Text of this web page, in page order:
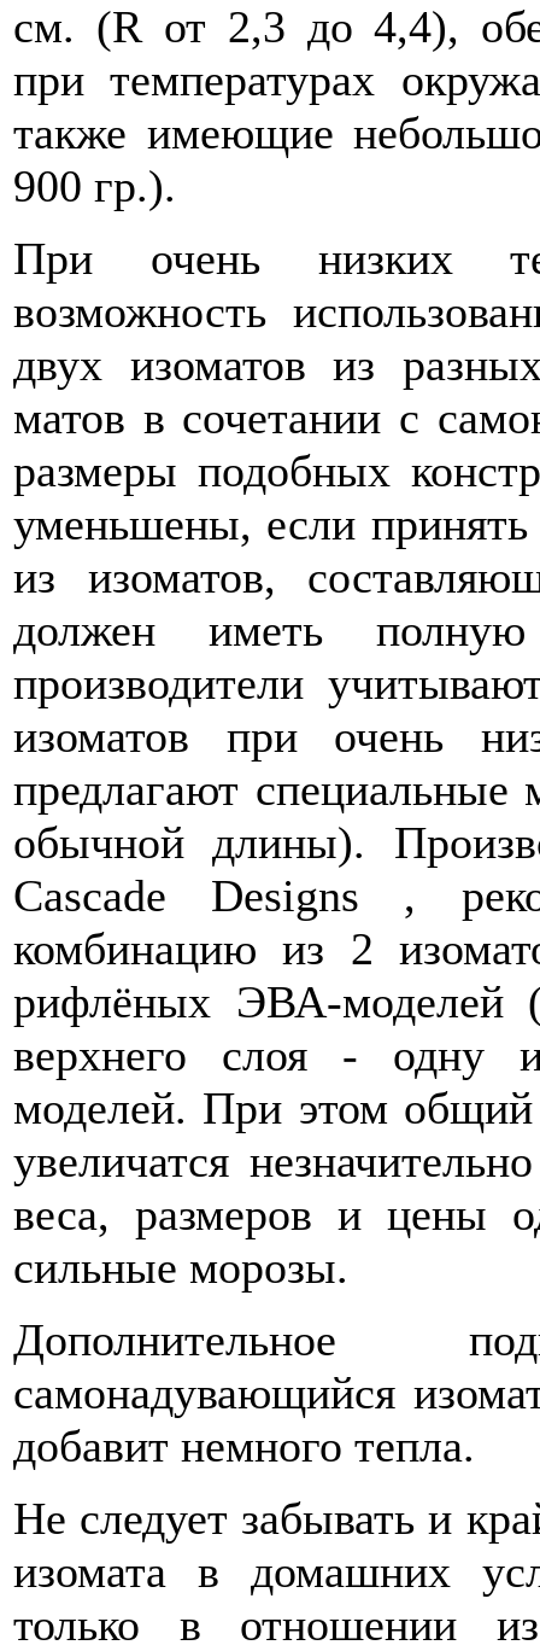
см. (R от 2,3 до 4,4),
при температурах
также имеющие
900 гр.).
При очень низких
возможность
двух изоматов из
матов в сочетании с
размеры подобных
уменьшены, если
из изоматов,
должен иметь
производители
изоматов при очень
предлагают
обычной длины).
Cascade Designs ,
комбинацию из 2
рифлёных ЭВА-
верхнего слоя - одну
моделей. При этом
увеличатся
веса, размеров и цены
сильные морозы.
Дополнительное
самонадувающийся
добавит немного тепла.
Не следует забывать и
изомата в домашних
только в отношении